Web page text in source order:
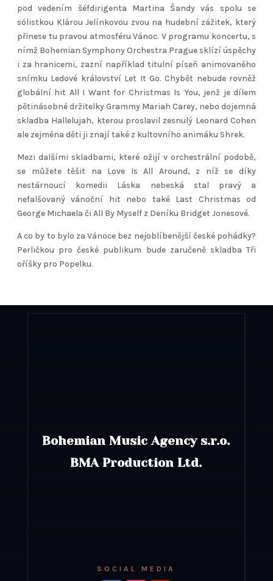
pod vedením šéfdirigenta Martina Šandy vás spolu se
sólistkou Klárou Jelínkovou zvou na hudební zážitek, který
přinese tu pravou atmosféru Vánoc. V programu koncertu, s
nímž Bohemian Symphony Orchestra Prague sklízí úspěchy
i za hranicemi, zazní například titulní píseň animovaného
snímku Ledové království Let It Go. Chybět nebude rovněž
globální hit All I Want for Christmas Is You, jenž je dílem
pětinásobné držitelky Grammy Mariah Carey, nebo dojemná
skladba Hallelujah, kterou proslavil zesnulý Leonard Cohen
ale zejména děti ji znají také z kultovního animáku Shrek.
Mezi dalšími skladbami, které ožijí v orchestrální podobě,
se můžete těšit na Love Is All Around, z níž se díky
nestárnoucí komedii Láska nebeská stal pravý a
nefalšovaný vánoční hit nebo také Last Christmas od
George Michaela či All By Myself z Deníku Bridget Jonesové.
A co by to bylo za Vánoce bez nejoblíbenější české pohádky?
Perličkou pro české publikum bude zaručeně skladba Tři
oříšky pro Popelku.
Bohemian Music Agency s.r.o.
BMA Production Ltd.
SOCIAL MEDIA